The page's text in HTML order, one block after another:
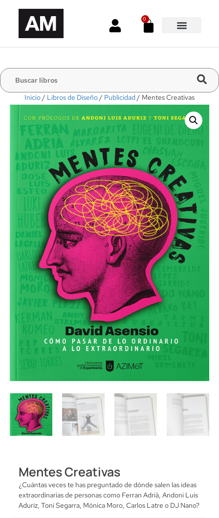
0
Inicio/ Libros de Diseño/ Publicidad / Mentes Creativas
Mentes Creativas
¿Cuántas veces te has preguntado de dónde salen las ideas
extraordinarias de personas como Ferran Adrià, Andoni Luis
Aduriz, Toni Segarra, Mónica Moro, Carlos Latre o DJ Nano?